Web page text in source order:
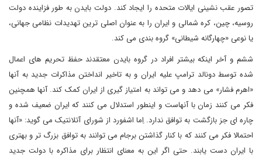
تصور عقب نشینی ایالات متحده را ایجاد کند. دولت بایدن به طور فزاینده دولت
روسیه، چین، کره شمالی و ایران را به عنوان اصلی ترین تهدیدات نظامی جهانی،
یا نوعی «چهارگانه شیطانی» گروه بندی می کند.
ششم و آخر اینکه بیشتر افراد در گروه بایدن معتقدند حفظ تحریم های اعمال
شده توسط دونالد ترامپ علیه ایران و به تاخیر انداختن مذاکرات جدید به آنها
«اهرم فشار» می دهد و می تواند به امتیاز گیری از ایران کمک کند. آنها همچنین
فکر می کنند زمان با آنهاست و اینطور استدلال می کنند که ایران ضعیف شده و
چاره ای جز بازگشت به توافق ندارد. اِما اشفورد از شورای آتلانتیک می گوید: «آنها
احتمالا فکر می کنند که با کنار گذاشتن برجام می توانند به توافق بزرگ تر و بهتری
با ایران دست یابند. حتی اگر این به معنای انتظار برای مذاکره با دولت جدید